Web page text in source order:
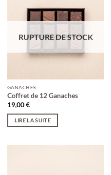
RUPTURE DE STOCK
GANACHES
Coffret de 12 Ganaches
19,00€
LIRE LA SUITE